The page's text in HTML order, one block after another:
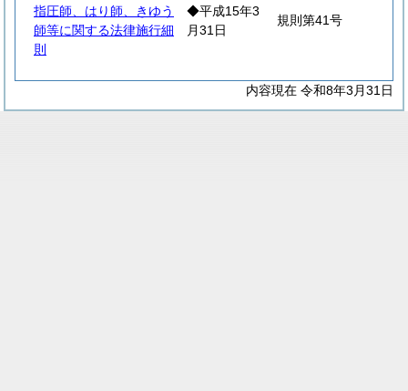
指圧師、はり師、きゆう
師等に関する法律施行細
則
◆平成15年3
月31日
規則第41号
内容現在 令和8年3月31日